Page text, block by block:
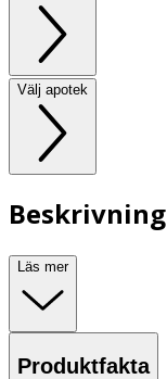
Välj apotek
Beskrivning
Läs mer
Produktfakta